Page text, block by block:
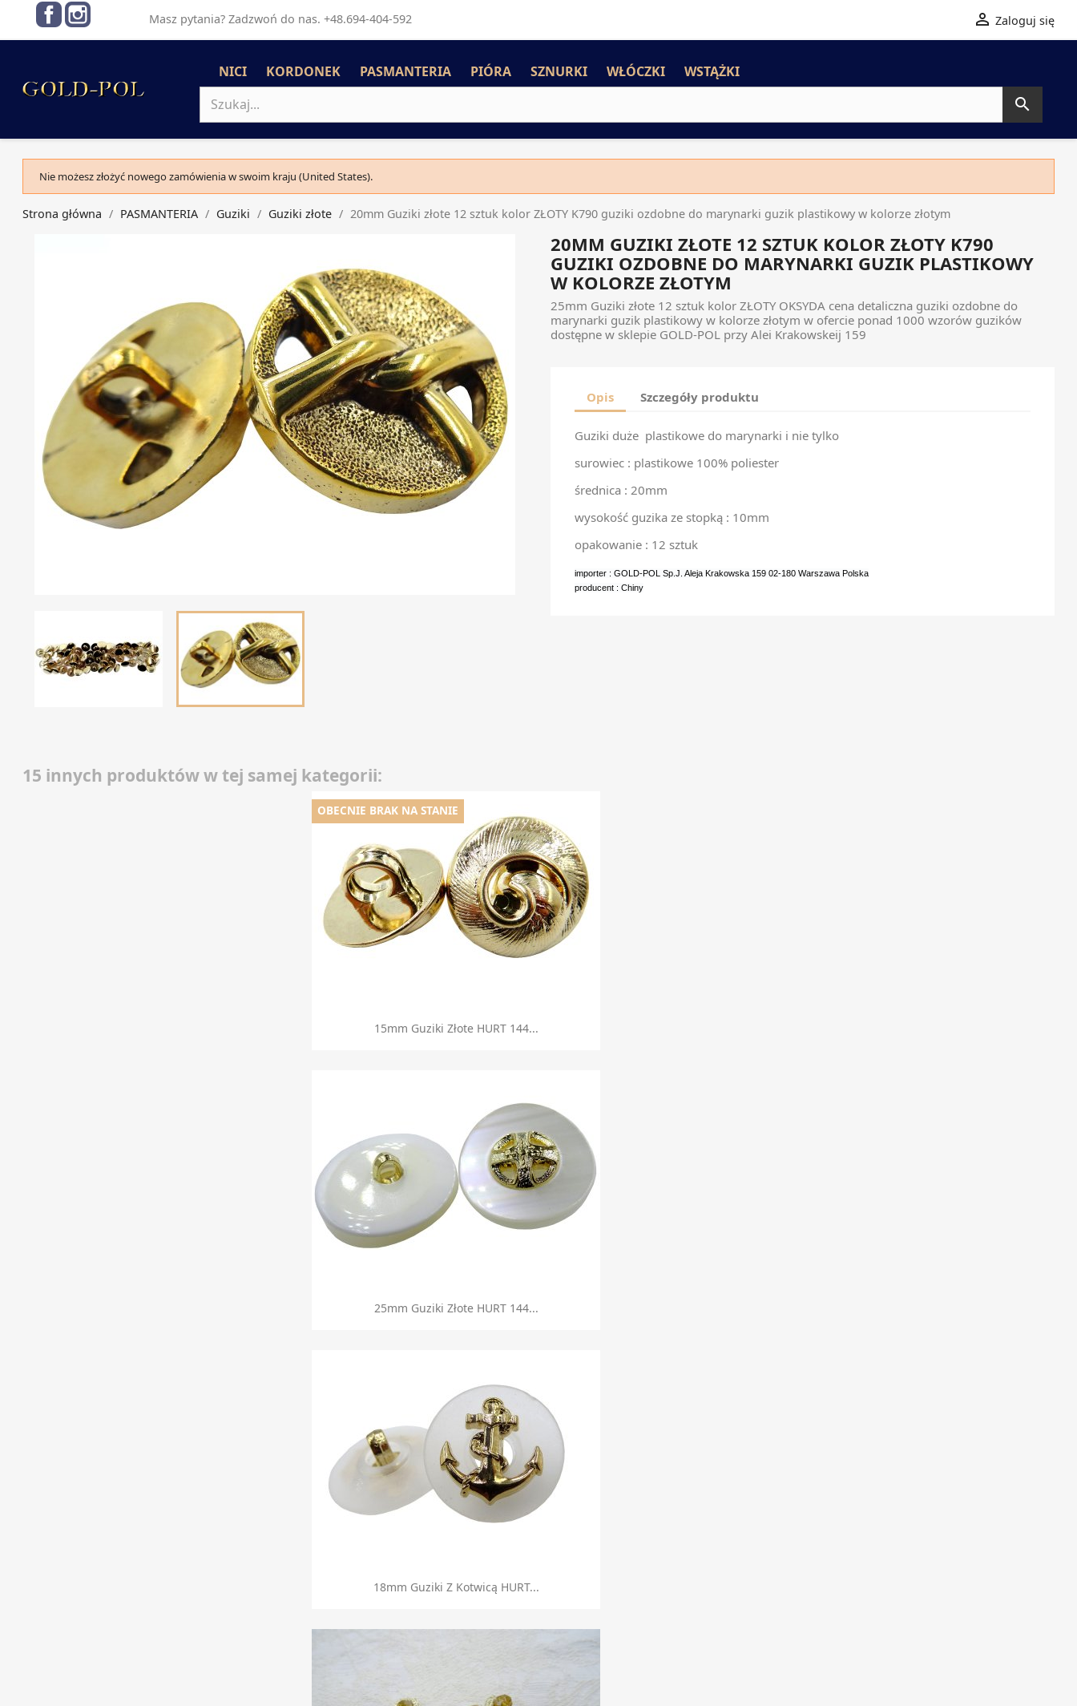
Masz pytania? Zadzwoń do nas. +48.694-404-592
Facebook
 Zaloguj się
NICI KORDONEK PASMANTERIA PIÓRA SZNURKI WŁÓCZKI WSTĄŻKI

Nie możesz złożyć nowego zamówienia w swoim kraju (United States).
Strona główna PASMANTERIA Guziki Guziki złote 20mm Guziki złote 12 sztuk kolor ZŁOTY K790 guziki ozdobne do marynarki guzik plastikowy w kolorze złotym
20MM GUZIKI ZŁOTE 12 SZTUK KOLOR ZŁOTY K790
GUZIKI OZDOBNE DO MARYNARKI GUZIK PLASTIKOWY
W KOLORZE ZŁOTYM
25mm Guziki złote 12 sztuk kolor ZŁOTY OKSYDA cena detaliczna guziki ozdobne do
marynarki guzik plastikowy w kolorze złotym w ofercie ponad 1000 wzorów guzików
dostępne w sklepie GOLD-POL przy Alei Krakowskeij 159
Opis Szczegóły produktu
Guziki duże plastikowe do marynarki i nie tylko
surowiec : plastikowe 100% poliester
średnica : 20mm
wysokość guzika ze stopką : 10mm
opakowanie : 12 sztuk
importer : GOLD-POL Sp.J. Aleja Krakowska 159 02-180 Warszawa Polska
producent : Chiny
15 innych produktów w tej samej kategorii:
Szybki podgląd
15mm Guziki Złote HURT 144...
OBECNIE BRAK NA STANIE
Szybki podgląd
25mm Guziki Złote HURT 144...
Szybki podgląd
18mm Guziki Z Kotwicą HURT...